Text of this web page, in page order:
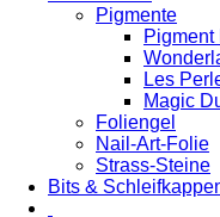
Pigmente
Pigment
Les
Magic
Foliengel
Nail-Art-Folie
Strass-Steine
Bits &